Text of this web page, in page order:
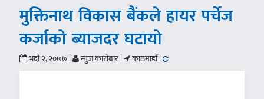
मुक्तिनाथ विकास बैंकले हायर पर्चेज
कर्जाको ब्याजदर घटायो
भदौ २, २०७७ | न्युज कारोबार | काठमाडौं |